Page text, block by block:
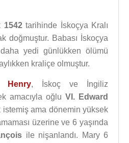
1542tarihinde İskoçya Kralı
doğmuştur. Babası İskoçya
yedi günlükken ölümü
kraliçe olmuştur.
Henry, İskoç ve İngiliz
amacıyla oğlu VI. Edward
ama dönemin yüksek
üzerine ve 6 yaşında
ile nişanlandı. Mary 6